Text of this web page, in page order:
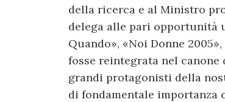
della ricerca e al Ministro
delega alle pari opportunità
Quando», «Noi Donne
fosse reintegrata nel
grandi protagonisti della
di fondamentale importanza